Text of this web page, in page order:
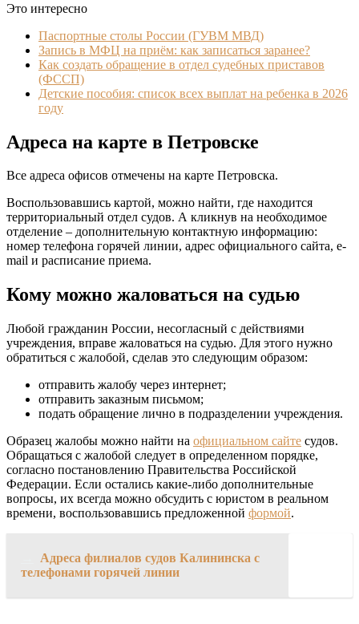
Это интересно
Паспортные столы России (ГУВМ МВД)
Запись в МФЦ на приём: как записаться заранее?
Как создать обращение в отдел судебных приставов
(ФССП)
Детские пособия: список всех выплат на ребенка в 2026
году
Адреса на карте в Петровске
Все адреса офисов отмечены на карте Петровска.
Воспользовавшись картой, можно найти, где находится
территориальный отдел судов. А кликнув на необходимое
отделение – дополнительную контактную информацию:
номер телефона горячей линии, адрес официального сайта, e-
mail и расписание приема.
Кому можно жаловаться на судью
Любой гражданин России, несогласный с действиями
учреждения, вправе жаловаться на судью. Для этого нужно
обратиться с жалобой, сделав это следующим образом:
отправить жалобу через интернет;
отправить заказным письмом;
подать обращение лично в подразделении учреждения.
Образец жалобы можно найти на официальном сайте судов.
Обращаться с жалобой следует в определенном порядке,
согласно постановлению Правительства Российской
Федерации. Если остались какие-либо дополнительные
вопросы, их всегда можно обсудить с юристом в реальном
времени, воспользовавшись предложенной формой.
Адреса филиалов судов Калининска с
телефонами горячей линии